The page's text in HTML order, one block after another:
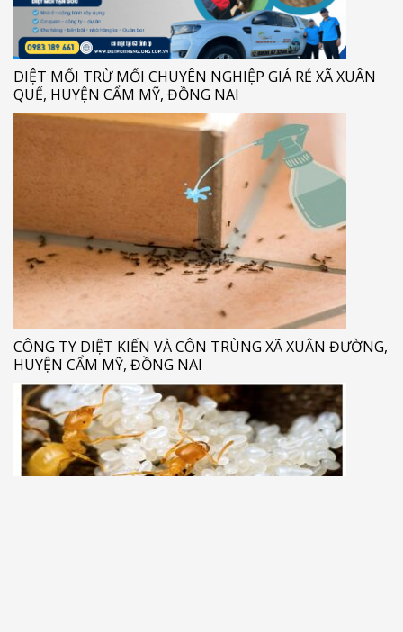
DIỆT MỐI TRỪ MỐI CHUYÊN NGHIỆP GIÁ RẺ XÃ XUÂN
QUẾ, HUYỆN CẨM MỸ, ĐỒNG NAI
CÔNG TY DIỆT KIẾN VÀ CÔN TRÙNG XÃ XUÂN ĐƯỜNG,
HUYỆN CẨM MỸ, ĐỒNG NAI